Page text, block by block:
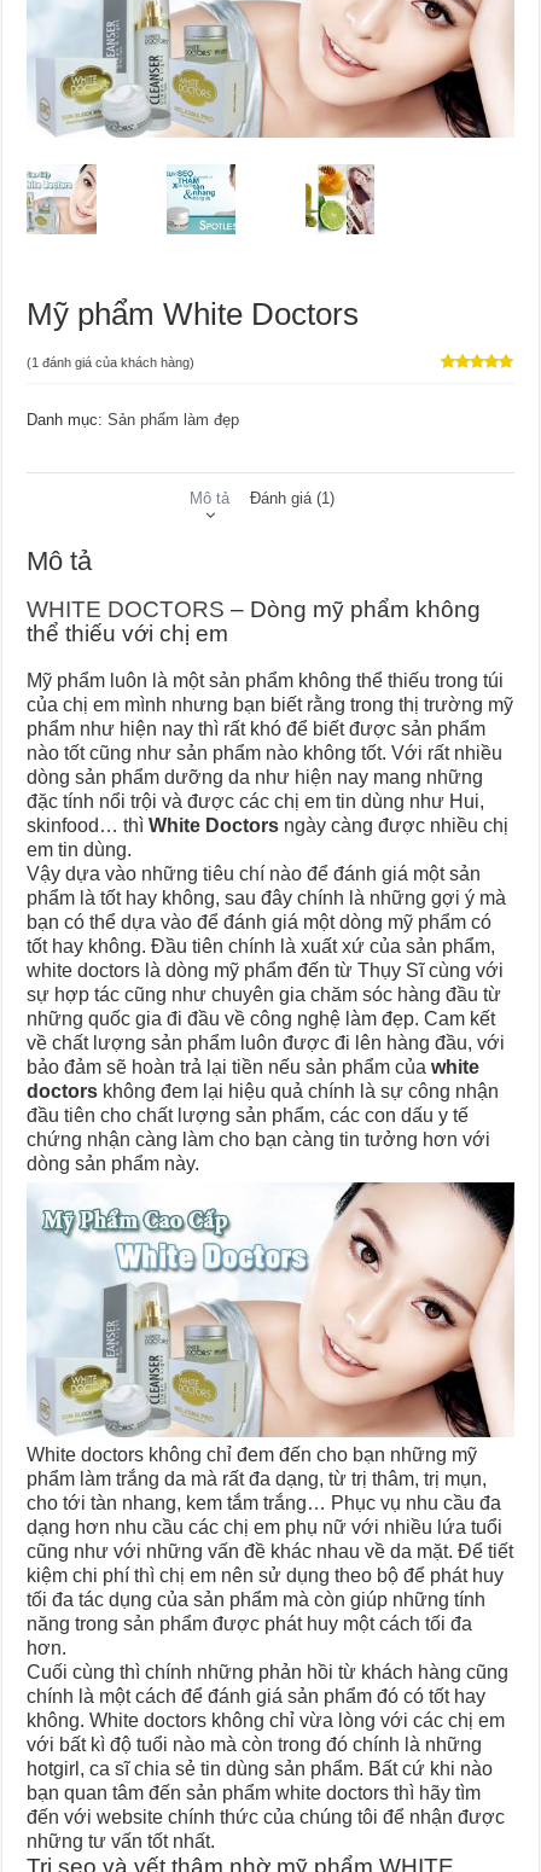
Mỹ phẩm White Doctors
(1 đánh giá của khách hàng)
Danh mục:Sản phẩm làm đẹp
Mô tả Đánh giá (1)
Mô tả
WHITE DOCTORS – Dòng mỹ phẩm không
thể thiếu với chị em
Mỹ phẩm luôn là một sản phẩm không thể thiếu trong túi
của chị em mình nhưng bạn biết rằng trong thị trường mỹ
phẩm như hiện nay thì rất khó để biết được sản phẩm
nào tốt cũng như sản phẩm nào không tốt. Với rất nhiều
dòng sản phẩm dưỡng da như hiện nay mang những
đặc tính nổi trội và được các chị em tin dùng như Hui,
skinfood… thìWhite Doctors ngày càng được nhiều chị
em tin dùng.
Vậy dựa vào những tiêu chí nào để đánh giá một sản
phẩm là tốt hay không, sau đây chính là những gợi ý mà
bạn có thể dựa vào để đánh giá một dòng mỹ phẩm có
tốt hay không. Đầu tiên chính là xuất xứ của sản phẩm,
white doctors là dòng mỹ phẩm đến từ Thụy Sĩ cùng với
sự hợp tác cũng như chuyên gia chăm sóc hàng đầu từ
những quốc gia đi đầu về công nghệ làm đẹp. Cam kết
về chất lượng sản phẩm luôn được đi lên hàng đầu, với
bảo đảm sẽ hoàn trả lại tiền nếu sản phẩm củawhite
doctors không đem lại hiệu quả chính là sự công nhận
đầu tiên cho chất lượng sản phẩm, các con dấu y tế
chứng nhận càng làm cho bạn càng tin tưởng hơn với
dòng sản phẩm này.
White doctors không chỉ đem đến cho bạn những mỹ
phẩm làm trắng da mà rất đa dạng, từ trị thâm, trị mụn,
cho tới tàn nhang, kem tắm trắng… Phục vụ nhu cầu đa
dạng hơn nhu cầu các chị em phụ nữ với nhiều lứa tuổi
cũng như với những vấn đề khác nhau về da mặt. Để tiết
kiệm chi phí thì chị em nên sử dụng theo bộ để phát huy
tối đa tác dụng của sản phẩm mà còn giúp những tính
năng trong sản phẩm được phát huy một cách tối đa
hơn.
Cuối cùng thì chính những phản hồi từ khách hàng cũng
chính là một cách để đánh giá sản phẩm đó có tốt hay
không. White doctors không chỉ vừa lòng với các chị em
với bất kì độ tuổi nào mà còn trong đó chính là những
hotgirl, ca sĩ chia sẻ tin dùng sản phẩm. Bất cứ khi nào
bạn quan tâm đến sản phẩm white doctors thì hãy tìm
đến với website chính thức của chúng tôi để nhận được
những tư vấn tốt nhất.